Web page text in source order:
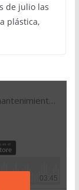
de julio las
plástica,